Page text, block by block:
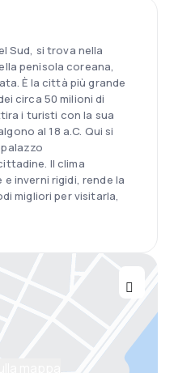
Sud, si trova nella
penisola coreana,
È la città più grande
circa 50 milioni di
i turisti con la sua
al 18 a.C. Qui si
Il clima
inverni rigidi, rende la
migliori per visitarla,